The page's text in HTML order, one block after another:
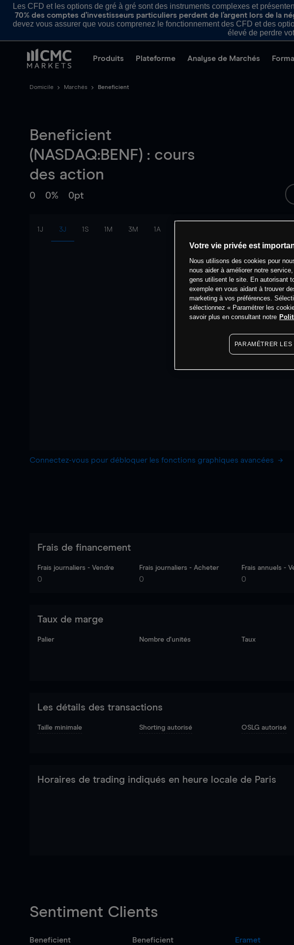
Les CFD et les options de gré à gré sont des instruments complexes et
70% des comptes d’investisseurs particuliers perdent de l’argent lors de la
devez vous assurer que vous comprenez le fonctionnement des CFD et des
élevé de perdre
Produits Plateforme Analyse de Marchés
Domicile Marchés Beneficient
Beneficient
(NASDAQ:BENF) : cours
des action
0 0% 0pt
1J 3J 1S 1M 3M 1A
Connectez-vous pour débloquer les fonctions graphiques avancées
Frais de financement
Frais journaliers - Vendre
0
Frais journaliers - Acheter
0
Frais annuels -
0
Taux de marge
Palier Nombre d’unités Taux
Les détails des transactions
Taille minimale Shorting autorisé OSLG autorisé
Horaires de trading indiqués en heure locale de Paris
Sentiment Clients
Beneficient
Beneficient
Eramet
Votre vie privée est
Nous utilisons des cookies pour
nous aider à améliorer notre
gens utilisent le site. En autorisant
exemple en vous aidant à trouver
marketing à vos préférences.
sélectionnez « Paramétrer les
savoir plus en consultant notre
PARAMÉTRER LES